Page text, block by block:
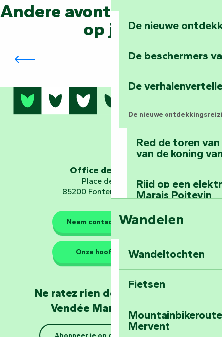
De nieuwe
De beschermers
De
De nieuwe
Red de toren
van de koning
Rijd op een
Marais Poitevin
Bedwing de
Ga op
De beschermers van de
Wandelen
Wandeltochten
Fietsen
Mervent
Andere avonturen wachten
op je...
Vind inspiratie in het hart van de
geschiedenis: de niet te missen Abdij
van Nieul-sur-l’Autise
Office de tourisme
Place de Verdun
85200 Fontenay-le-Comte
Neem contact met ons op
Onze hoofdkantoren
Ne ratez rien de l'actualité en
Vendée Marais Poitevin
Abonneer je op onze nieuwsbrief